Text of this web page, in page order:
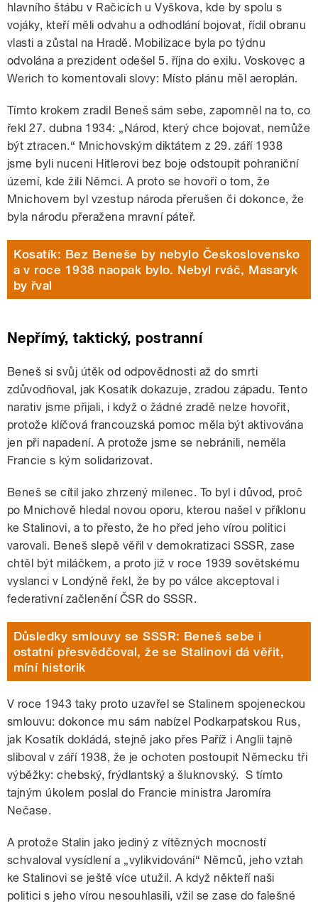
hlavního štábu v Račicích u Vyškova, kde by spolu s
vojáky, kteří měli odvahu a odhodlání bojovat, řídil obranu
vlasti a zůstal na Hradě. Mobilizace byla po týdnu
odvolána a prezident odešel 5. října do exilu. Voskovec a
Werich to komentovali slovy: Místo plánu měl aeroplán.
Tímto krokem zradil Beneš sám sebe, zapomněl na to, co
řekl 27. dubna 1934: „Národ, který chce bojovat, nemůže
být ztracen.“ Mnichovským diktátem z 29. září 1938
jsme byli nuceni Hitlerovi bez boje odstoupit pohraniční
území, kde žili Němci. A proto se hovoří o tom, že
Mnichovem byl vzestup národa přerušen či dokonce, že
byla národu přeražena mravní páteř.
Kosatík: Bez Beneše by nebylo Československo
a v roce 1938 naopak bylo. Nebyl rváč, Masaryk
by řval
Nepřímý, taktický, postranní
Beneš si svůj útěk od odpovědnosti až do smrti
zdůvodňoval, jak Kosatík dokazuje, zradou západu. Tento
narativ jsme přijali, i když o žádné zradě nelze hovořit,
protože klíčová francouzská pomoc měla být aktivována
jen při napadení. A protože jsme se nebránili, neměla
Francie s kým solidarizovat.
Beneš se cítil jako zhrzený milenec. To byl i důvod, proč
po Mnichově hledal novou oporu, kterou našel v příklonu
ke Stalinovi, a to přesto, že ho před jeho vírou politici
varovali. Beneš slepě věřil v demokratizaci SSSR, zase
chtěl být miláčkem, a proto již v roce 1939 sovětskému
vyslanci v Londýně řekl, že by po válce akceptoval i
federativní začlenění ČSR do SSSR.
Důsledky smlouvy se SSSR: Beneš sebe i
ostatní přesvědčoval, že se Stalinovi dá věřit,
míní historik
V roce 1943 taky proto uzavřel se Stalinem spojeneckou
smlouvu: dokonce mu sám nabízel Podkarpatskou Rus,
jak Kosatík dokládá, stejně jako přes Paříž i Anglii tajně
sliboval v září 1938, že je ochoten postoupit Německu tři
výběžky: chebský, frýdlantský a šluknovský. S tímto
tajným úkolem poslal do Francie ministra Jaromíra
Nečase.
A protože Stalin jako jediný z vítězných mocností
schvaloval vysídlení a „vylikvidování“ Němců, jeho vztah
ke Stalinovi se ještě více utužil. A když někteří naši
politici s jeho vírou nesouhlasili, vžil se zase do falešné